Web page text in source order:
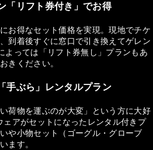
「リフト券付き」でお得
お得なセット価格を実現。現地でチケ
到着後すぐに窓口で引き換えてゲレン
よっては「リフト券無し」プランもあ
きください。
手ぶら」レンタルプラン
荷物を運ぶのが大変」という方に大好
アがセットになったレンタル付きプ
や小物セット（ゴーグル・グローブ
ます。